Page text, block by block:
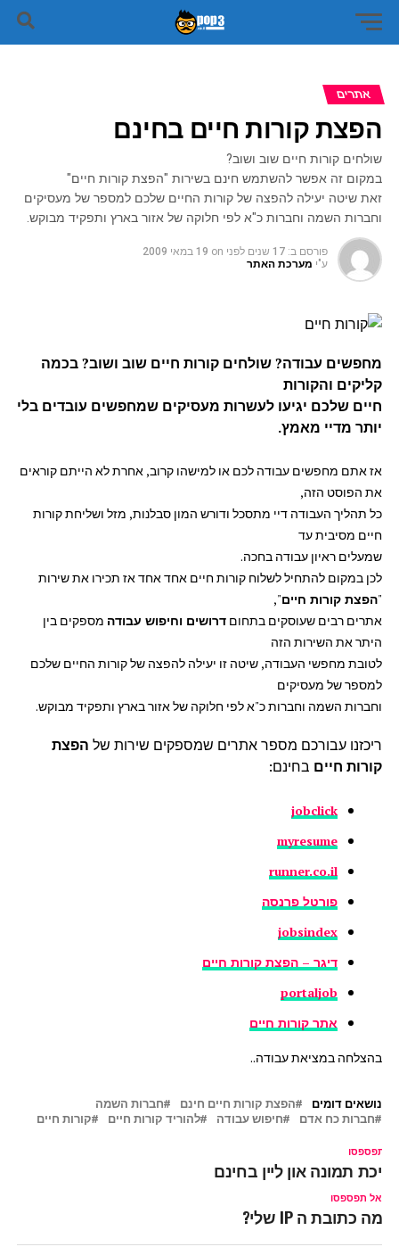
אתרים
הפצת קורות חיים בחינם
שולחים קורות חיים שוב ושוב?
במקום זה אפשר להשתמש חינם בשירות "הפצת קורות חיים"
זאת שיטה יעילה להפצה של קורות החיים שלכם למספר של מעסיקים
וחברות השמה וחברות כ"א לפי חלוקה של אזור בארץ ותפקיד מבוקש.
פורסם ב: 17 שנים לפני on 19 במאי 2009
ע"י מערכת האתר
מחפשים עבודה? שולחים קורות חיים שוב ושוב? בכמה
קליקים והקורות
חיים שלכם יגיעו לעשרות מעסיקים שמחפשים עובדים בלי
יותר מדיי מאמץ.
אז אתם מחפשים עבודה לכם או למישהו קרוב, אחרת לא הייתם קוראים
את הפוסט הזה,
כל תהליך העבודה דיי מתסכל ודורש המון סבלנות, מזל ושליחת קורות
חיים מסיבית עד
שמעלים ראיון עבודה בחכה.
לכן במקום להתחיל לשלוח קורות חיים אחד אחד אז תכירו את שירות
"הפצת קורות חיים",
אתרים רבים שעוסקים בתחום דרושים וחיפוש עבודה מספקים בין
היתר את השירות הזה
לטובת מחפשי העבודה, שיטה זו יעילה להפצה של קורות החיים שלכם
למספר של מעסיקים
וחברות השמה וחברות כ"א לפי חלוקה של אזור בארץ ותפקיד מבוקש.
ריכזנו עבורכם מספר אתרים שמספקים שירות של הפצת
קורות חיים בחינם:
jobclick
myresume
runner.co.il
פורטל פרנסה
jobsindex
דיגר – הפצת קורות חיים
portaljob
אתר קורות חיים
בהצלחה במציאת עבודה..
נושאים דומים הפצת קורות חיים חינם
חברות השמה
חברות כח אדם
חיפוש עבודה להוריד קורות חיים קורות חיים
תפספסו
תמונה און ליין בחינם
אל תפספסו
מה כתובת ה IP שלי?